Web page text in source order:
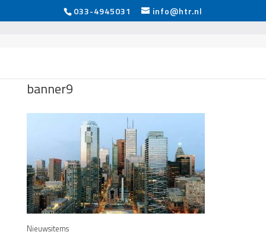
033-4945031 info@htr.nl
banner9
Nieuwsitems